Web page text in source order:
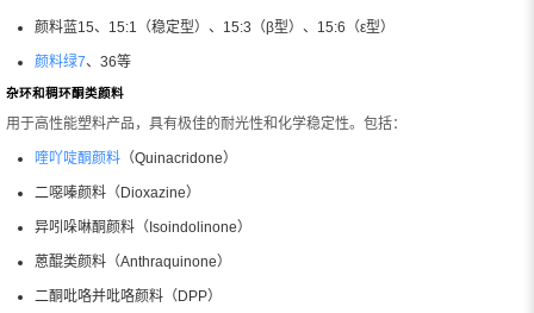
颜料蓝15、15:1（稳定型）、15:3（β型）、15:6（ε型）
颜料绿7、36等
杂环和稠环酮类颜料
用于高性能塑料产品，具有极佳的耐光性和化学稳定性。包括：
喹吖啶酮颜料 （Quinacridone）
二噁嗪颜料（Dioxazine）
异吲哚啉酮颜料（Isoindolinone）
蒽醌类颜料（Anthraquinone）
二酮吡咯并吡咯颜料（DPP）